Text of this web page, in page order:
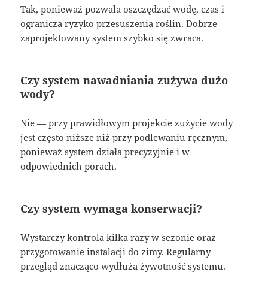
Tak, ponieważ pozwala oszczędzać wodę, czas i
ogranicza ryzyko przesuszenia roślin. Dobrze
zaprojektowany system szybko się zwraca.
Czy system nawadniania zużywa dużo
wody?
Nie — przy prawidłowym projekcie zużycie wody
jest często niższe niż przy podlewaniu ręcznym,
ponieważ system działa precyzyjnie i w
odpowiednich porach.
Czy system wymaga konserwacji?
Wystarczy kontrola kilka razy w sezonie oraz
przygotowanie instalacji do zimy. Regularny
przegląd znacząco wydłuża żywotność systemu.